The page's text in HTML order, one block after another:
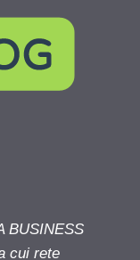
BUSINESS
cui rete